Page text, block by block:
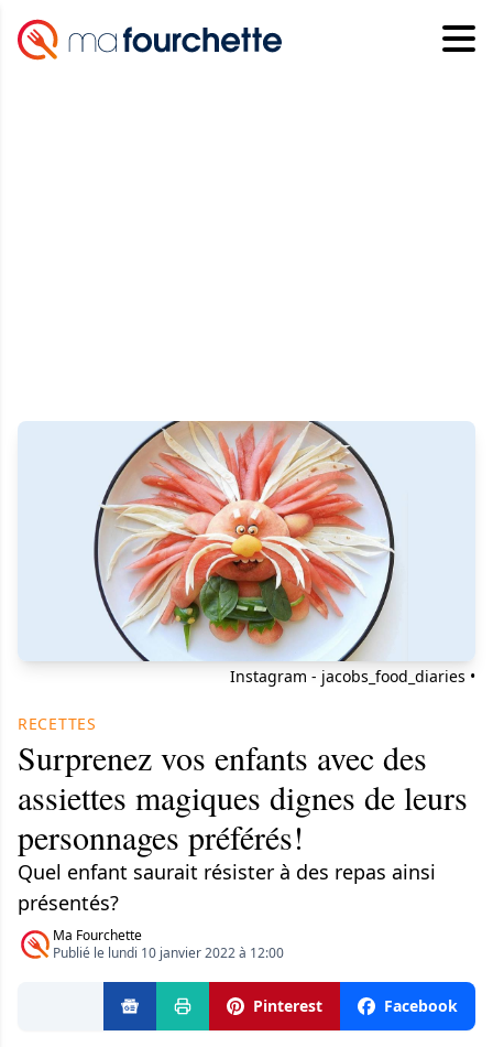
Instagram - jacobs_food_diaries •
RECETTES
Surprenez vos enfants avec des
assiettes magiques dignes de leurs
personnages préférés!
Quel enfant saurait résister à des repas ainsi
présentés?
Ma Fourchette
Publié le lundi 10 janvier 2022 à 12:00
Pinterest Facebook